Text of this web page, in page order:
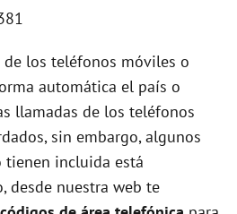
los teléfonos móviles o
automática el país o
llamadas de los teléfonos
sin embargo, algunos
incluida está
desde nuestra web te